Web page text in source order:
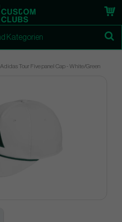
Adidas Tour Five panel Cap - White/Green